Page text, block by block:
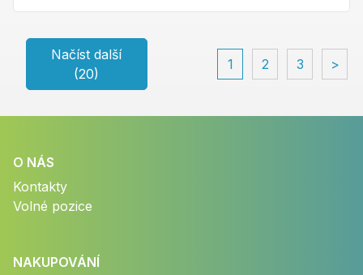
Načíst další
(20)
1 2 3 >
O NÁS
Kontakty
Volné pozice
NAKUPOVÁNÍ